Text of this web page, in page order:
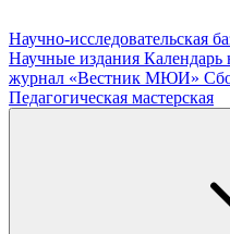
Научно-исследовательская
Научные издания Календарь
журнал «Вестник МЮИ»
Педагогическая мастерская